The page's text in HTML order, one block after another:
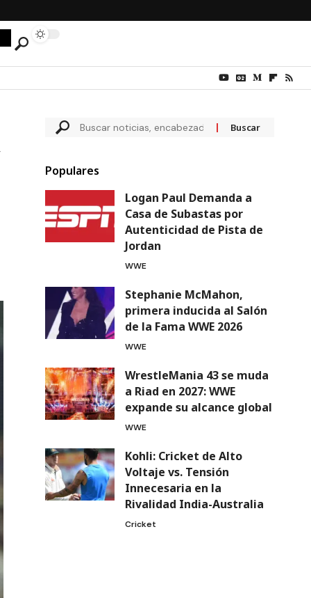
Populares
Logan Paul Demanda a
Casa de Subastas por
Autenticidad de Pista de
Jordan
WWE
Stephanie McMahon,
primera inducida al Salón
de la Fama WWE 2026
WWE
WrestleMania 43 se muda
a Riad en 2027: WWE
expande su alcance global
WWE
Kohli: Cricket de Alto
Voltaje vs. Tensión
Innecesaria en la
Rivalidad India-Australia
Cricket